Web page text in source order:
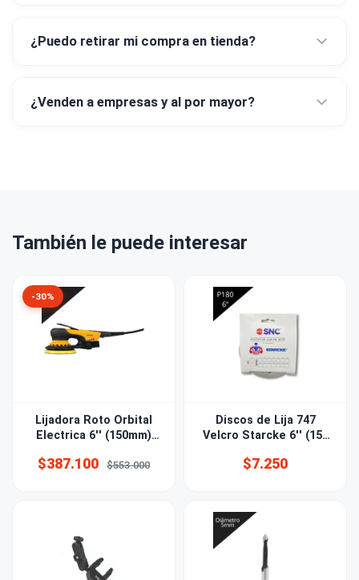
¿Puedo retirar mi compra en tienda?
¿Venden a empresas y al por mayor?
También le puede interesar
-30%
Lijadora Roto Orbital
Electrica 6'' (150mm)
$387.100 $553.000
Discos de Lija 747
Velcro Starcke 6'' (150
$7.250